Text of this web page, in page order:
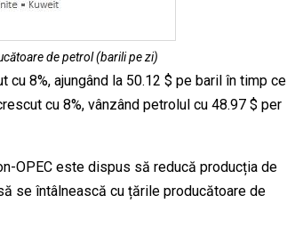
de petrol (barili pe zi)
cu 8%, ajungând la 50.12 $ pe baril în timp ce
cu 8%, vânzând petrolul cu 48.97 $ per
OPEC este dispus să reducă producția de
se întâlnească cu țările producătoare de